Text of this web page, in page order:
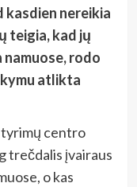
kasdien nereikia
teigia, kad jų
rodo
atlikta
tyrimų centro
trečdalis įvairaus
o kas